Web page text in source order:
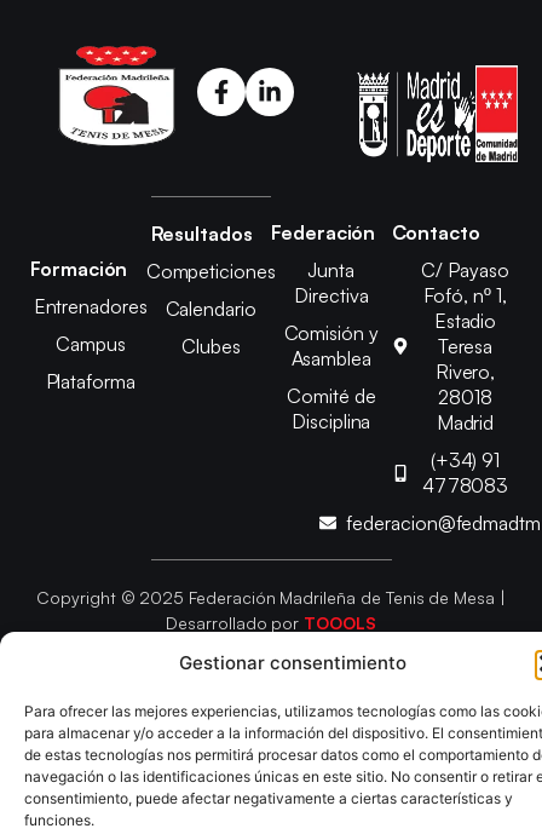
Gestionar consentimiento
Para ofrecer las mejores experiencias, utilizamos tecnologías como las
para almacenar y/o acceder a la información del dispositivo. El
de estas tecnologías nos permitirá procesar datos como el comportamiento
navegación o las identificaciones únicas en este sitio. No consentir o retirar
consentimiento, puede afectar negativamente a ciertas características y
funciones.
Formación
Entrenadores
Campus
Plataforma
Resultados
Competiciones
Calendario
Clubes
Federación
Junta
Directiva
Comisión y
Asamblea
Comité de
Disciplina
Contacto
C/ Payaso
Fofó, nº 1,
Estadio
Teresa
Rivero,
28018
Madrid
(+34) 91
4778083
Copyright © 2025 Federación Madrileña de Tenis de Mesa |
Desarrollado por TOOOLS
Declaración de Accesibilidad